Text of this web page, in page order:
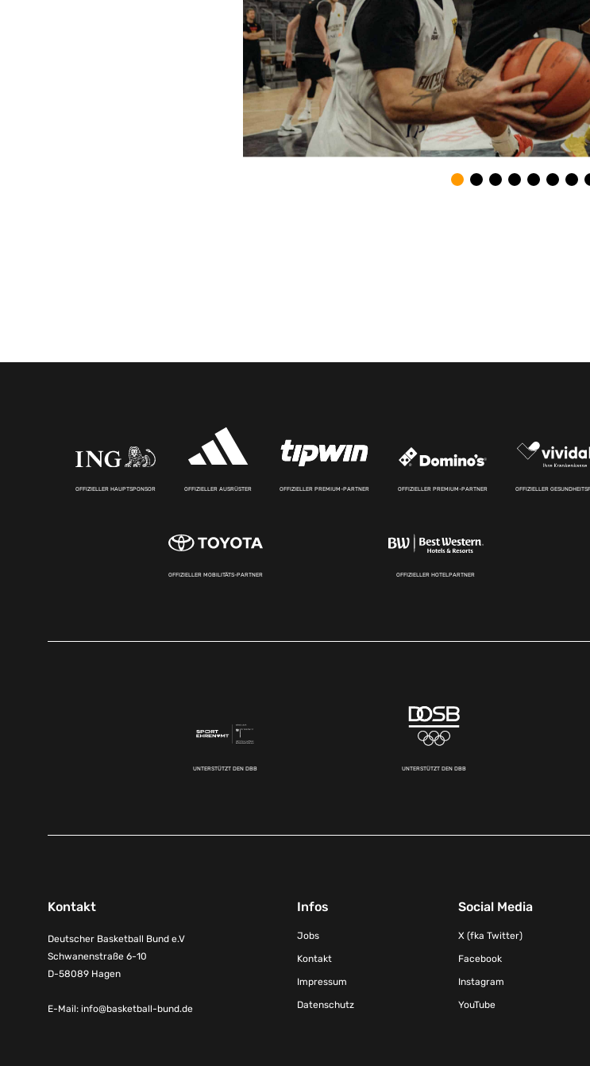
OFFIZIELLER HAUPTSPONSOR OFFIZIELLER AUSRÜSTER OFFIZIELLER PREMIUM-PARTNER OFFIZIELLER PREMIUM-PARTNER OFFIZIELLER
OFFIZIELLER MOBILITÄTS-PARTNER OFFIZIELLER HOTELPARTNER
UNTERSTÜTZT DEN DBB UNTERSTÜTZT DEN DBB
Kontakt
Deutscher Basketball Bund e.V
Schwanenstraße 6-10
D-58089 Hagen
E-Mail: info@basketball-bund.de
Infos
Jobs
Kontakt
Impressum
Datenschutz
Social Media
X (fka Twitter)
Facebook
Instagram
YouTube